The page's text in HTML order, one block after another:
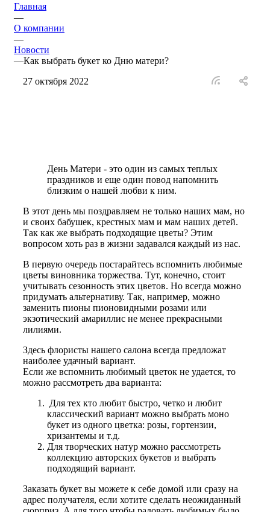
Главная
—
О компании
—
Новости
—Как выбрать букет ко Дню матери?
27 октября 2022
День Матери - это один из самых теплых
праздников и еще один повод напомнить
близким о нашей любви к ним.
В этот день мы поздравляем не только наших мам, но
и своих бабушек, крестных мам и мам наших детей.
Так как же выбрать подходящие цветы? Этим
вопросом хоть раз в жизни задавался каждый из нас.
В первую очередь постарайтесь вспомнить любимые
цветы виновника торжества. Тут, конечно, стоит
учитывать сезонность этих цветов. Но всегда можно
придумать альтернативу. Так, например, можно
заменить пионы пионовидными розами или
экзотический амариллис не менее прекрасными
лилиями.
Здесь флористы нашего салона всегда предложат
наиболее удачный вариант.
Если же вспомнить любимый цветок не удается, то
можно рассмотреть два варианта:
Для тех кто любит быстро, четко и любит
классический вариант можно выбрать моно
букет из одного цветка: розы, гортензии,
хризантемы и т.д.
Для творческих натур можно рассмотреть
коллекцию авторских букетов и выбрать
подходящий вариант.
Заказать букет вы можете к себе домой или сразу на
адрес получателя, если хотите сделать неожиданный